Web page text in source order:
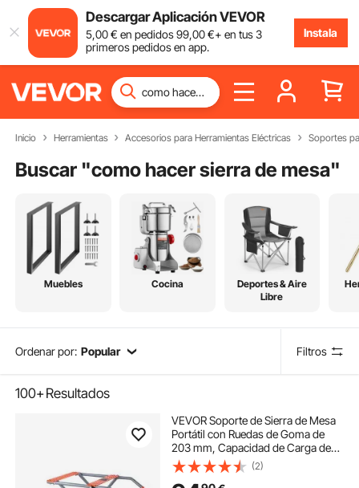
Descargar Aplicación VEVOR
5,00€ en pedidos99,00€+ en tus 3
primeros pedidos en app.
Instala
Inicio Herramientas Accesorios para Herramientas Eléctricas Soportes
Buscar "como hacer sierra de mesa"
Muebles Cocina
Deportes & Aire
Libre
Ordenar por: Popular Filtros
100+Resultados
VEVOR Soporte de Sierra de Mesa
Portátil con Ruedas de Goma de
203 mm, Capacidad de Carga de
158,76 kg, Construcción
Resistente, Universal para la
(2)